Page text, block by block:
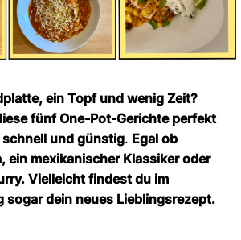
ein Topf und wenig Zeit?
fünf One-Pot-Gerichte perfekt
und günstig. Egal ob
ein mexikanischer Klassiker oder
Vielleicht findest du im
sogar dein neues Lieblingsrezept.